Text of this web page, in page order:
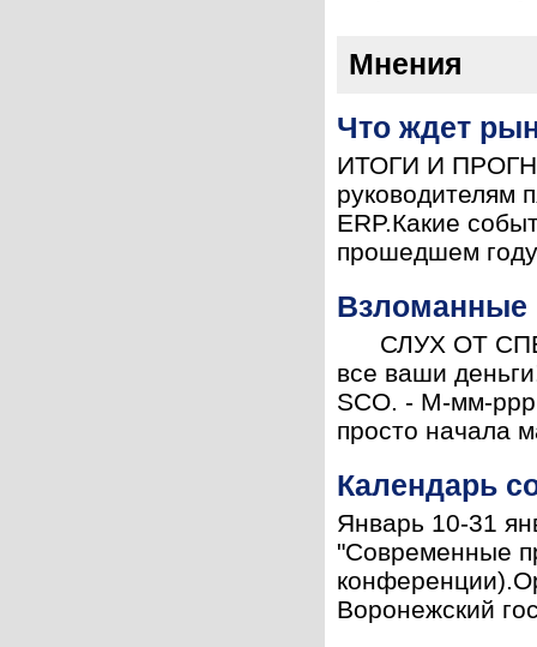
Мнения
Что ждет
ИТОГИ И
руководителям
ERP.Какие
прошедшем
Взломанные
СЛУХ ОТ
все ваши
SCO. - М-мм-
просто начала
Календарь
Январь 10-31
"Современные
Воронежский